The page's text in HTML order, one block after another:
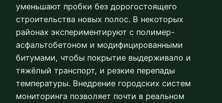
уменьшают пробки без дорогостоящего
строительства новых полос. В некоторых
районах экспериментируют с полимер-
асфальтобетоном и модифицированными
битумами, чтобы покрытие выдерживало и
тяжёлый транспорт, и резкие перепады
температуры. Внедрение городских систем
мониторинга позволяет почти в реальном